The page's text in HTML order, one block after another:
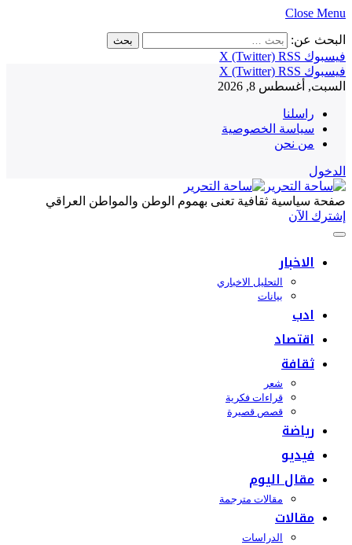
Close Menu
البحث عن:
فيسبوك
X (Twitter) RSS
فيسبوك
X (Twitter) RSS
السبت, أغسطس 8, 2026
راسلنا
سياسة الخصوصية
من نحن
الدخول
صفحة سياسية ثقافية تعنى بهموم الوطن والمواطن العراقي
إشترك الآن
الاخبار
التحليل الاخباري
بيانات
ادب
اقتصاد
ثقافة
شعر
قراءات فكرية
قصص قصيرة
رياضة
فيديو
مقال اليوم
مقالات مترجمة
مقالات
الدراسات